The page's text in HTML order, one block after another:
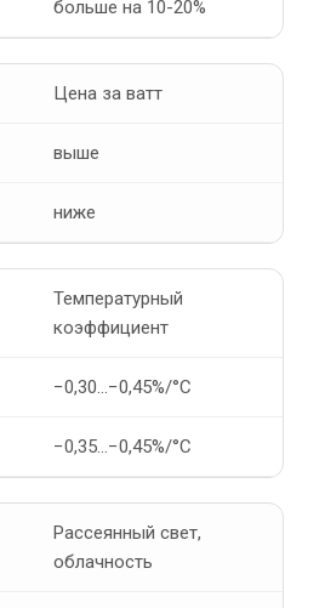
больше на 10-20%
Цена за ватт
выше
ниже
Температурный
коэффициент
−0,30…−0,45%/°C
−0,35…−0,45%/°C
Рассеянный свет,
облачность